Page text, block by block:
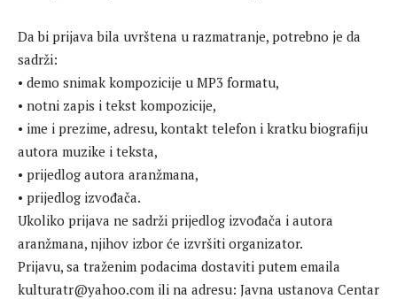
Da bi prijava bila uvrštena u razmatranje, potrebno je da
sadrži:
• demo snimak kompozicije u MP3 formatu,
• notni zapis i tekst kompozicije,
• ime i prezime, adresu, kontakt telefon i kratku biografiju
autora muzike i teksta,
• prijedlog autora aranžmana,
• prijedlog izvođača.
Ukoliko prijava ne sadrži prijedlog izvođača i autora
aranžmana, njihov izbor će izvršiti organizator.
Prijavu, sa traženim podacima dostaviti putem emaila
kulturatr@yahoo.com ili na adresu: Javna ustanova Centar